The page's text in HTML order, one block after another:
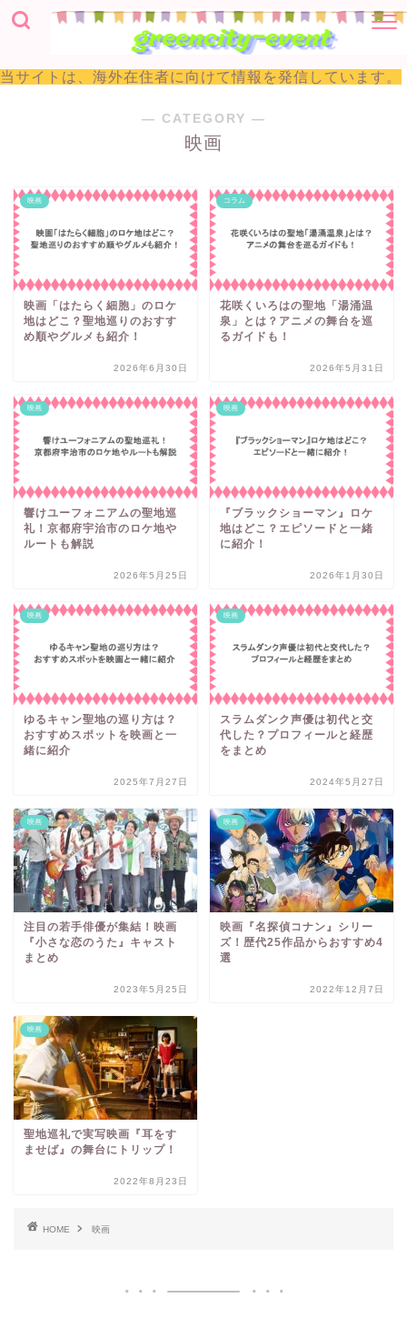
当サイトは、海外在住者に向けて情報を発信しています。
― CATEGORY ―
映画
映画
映画「はたらく細胞」のロケ
地はどこ？聖地巡りのおすす
め順やグルメも紹介！
2026年6月30日
コラム
花咲くいろはの聖地「湯涌温
泉」とは？アニメの舞台を巡
るガイドも！
2026年5月31日
映画
響けユーフォニアムの聖地巡
礼！京都府宇治市のロケ地や
ルートも解説
2026年5月25日
映画
『ブラックショーマン』ロケ
地はどこ？エピソードと一緒
に紹介！
2026年1月30日
映画
ゆるキャン聖地の巡り方は？
おすすめスポットを映画と一
緒に紹介
2025年7月27日
映画
スラムダンク声優は初代と交
代した？プロフィールと経歴
をまとめ
2024年5月27日
映画
注目の若手俳優が集結！映画
『小さな恋のうた』キャスト
まとめ
2023年5月25日
映画
映画『名探偵コナン』シリー
ズ！歴代25作品からおすすめ4
選
2022年12月7日
映画
聖地巡礼で実写映画『耳をす
ませば』の舞台にトリップ！
2022年8月23日
HOME 映画